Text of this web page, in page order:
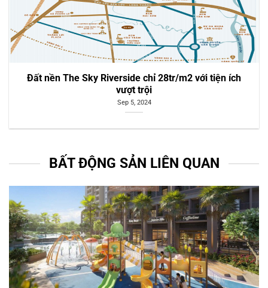
Đất nền The Sky Riverside chỉ 28tr/m2 với tiện ích
vượt trội
Sep 5, 2024
BẤT ĐỘNG SẢN LIÊN QUAN